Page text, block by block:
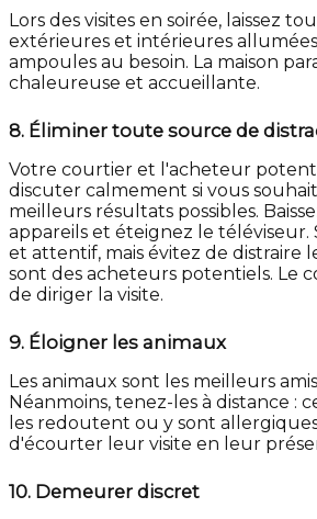
Lors des visites en soirée, laissez
extérieures et intérieures
ampoules au besoin. La maison
chaleureuse et accueillante.
8. Éliminer toute source de
Votre courtier et l'acheteur
discuter calmement si vous
meilleurs résultats possibles.
appareils et éteignez le téléviseur.
et attentif, mais évitez de distraire
sont des acheteurs potentiels. Le
de diriger la visite.
9. Éloigner les animaux
Les animaux sont les meilleurs
Néanmoins, tenez-les à distance :
les redoutent ou y sont
d'écourter leur visite en leur
10. Demeurer discret